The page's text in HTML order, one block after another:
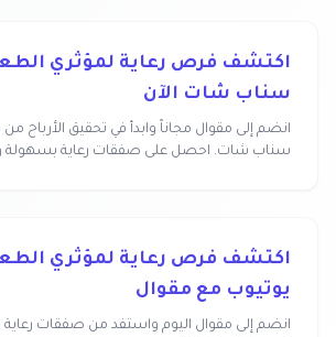
اكتشف فرص رعاية لمؤثري
سناب شات الآن
انضم إلى مقوال مجاناً وابدأ في تحقيق الأرباح
سناب شات. احصل على صفقات رعاية بسهولة
اكتشف فرص رعاية لمؤثري
يوتيوب مع مقوال
انضم إلى مقوال اليوم واستفد من صفقات